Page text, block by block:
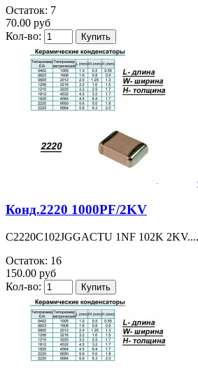
Остаток: 7
70.00 руб
Кол-во:
Конд.2220 1000PF/2KV
C2220C102JGGACTU 1NF 102K
Остаток: 16
150.00 руб
Кол-во: